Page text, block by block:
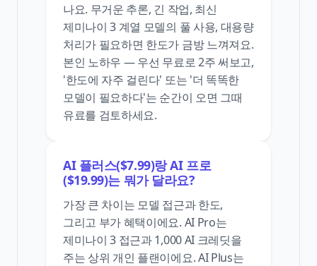
나요. 무거운 추론, 긴 작업, 최신
제미나이 3 계열 모델의 풀 사용, 대용량
처리가 필요하면 한도가 금방 느껴져요.
본인 노하우 — 우선 무료로 2주 써보고,
'한도에 자주 걸린다' 또는 '더 똑똑한
모델이 필요하다'는 순간이 오면 그때
유료를 검토하세요.
AI 플러스($7.99)랑 AI 프로
($19.99)는 뭐가 달라요?
가장 큰 차이는 모델 접근과 한도,
그리고 부가 혜택이에요. AI Pro는
제미나이 3 접근과 1,000 AI 크레딧을
주는 상위 개인 플랜이에요. AI Plus는